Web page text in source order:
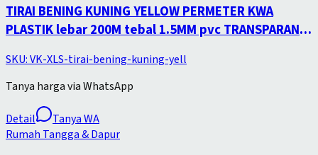
TIRAI BENING KUNING YELLOW PERMETER KWA
PLASTIK lebar 200M tebal 1.5MM pvc TRANSPARAN
SKU:VK-XLS-tirai-bening-kuning-yell
Tanya harga via WhatsApp
Detail
Tanya WA
Rumah Tangga & Dapur